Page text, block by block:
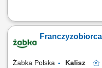
Główne zadania: Prowadzenie
obsługi. Monitorowanie stanów
Dostosowywanie asortymentu
Żabka Polska Kalisz